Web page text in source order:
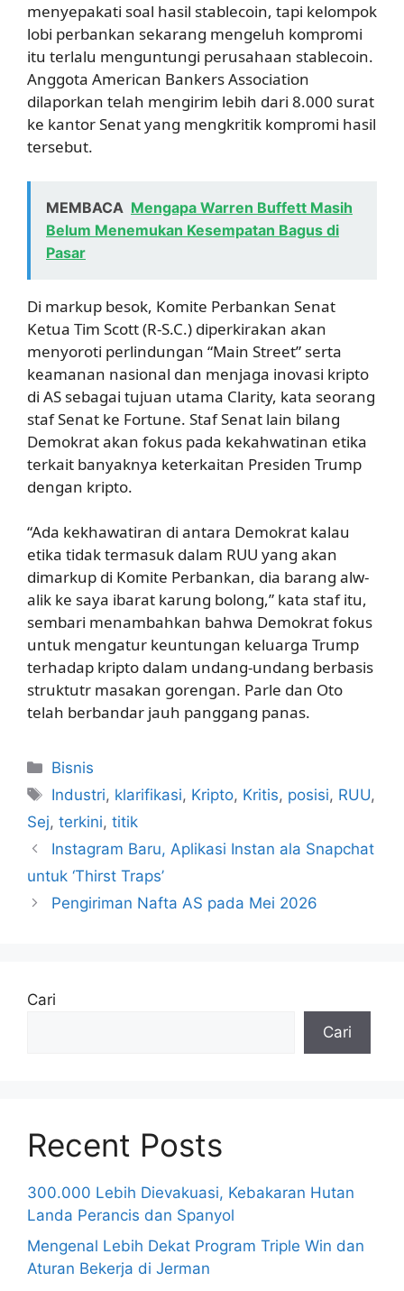
menyepakati soal hasil stablecoin, tapi kelompok
lobi perbankan sekarang mengeluh kompromi
itu terlalu menguntungi perusahaan stablecoin.
Anggota American Bankers Association
dilaporkan telah mengirim lebih dari 8.000 surat
ke kantor Senat yang mengkritik kompromi hasil
tersebut.
MEMBACA Mengapa Warren Buffett Masih
Belum Menemukan Kesempatan Bagus di
Pasar
Di markup besok, Komite Perbankan Senat
Ketua Tim Scott (R-S.C.) diperkirakan akan
menyoroti perlindungan “Main Street” serta
keamanan nasional dan menjaga inovasi kripto
di AS sebagai tujuan utama Clarity, kata seorang
staf Senat ke Fortune. Staf Senat lain bilang
Demokrat akan fokus pada kekahwatinan etika
terkait banyaknya keterkaitan Presiden Trump
dengan kripto.
“Ada kekhawatiran di antara Demokrat kalau
etika tidak termasuk dalam RUU yang akan
dimarkup di Komite Perbankan, dia barang alw-
alik ke saya ibarat karung bolong,” kata staf itu,
sembari menambahkan bahwa Demokrat fokus
untuk mengatur keuntungan keluarga Trump
terhadap kripto dalam undang-undang berbasis
struktutr masakan gorengan. Parle dan Oto
telah berbandar jauh panggang panas.
Kategori
Bisnis
Tag
Industri, klarifikasi, Kripto, Kritis, posisi, RUU,
Sej, terkini, titik
Instagram Baru, Aplikasi Instan ala Snapchat
untuk ‘Thirst Traps’
Pengiriman Nafta AS pada Mei 2026
Cari
Cari
Recent Posts
300.000 Lebih Dievakuasi, Kebakaran Hutan
Landa Perancis dan Spanyol
Mengenal Lebih Dekat Program Triple Win dan
Aturan Bekerja di Jerman